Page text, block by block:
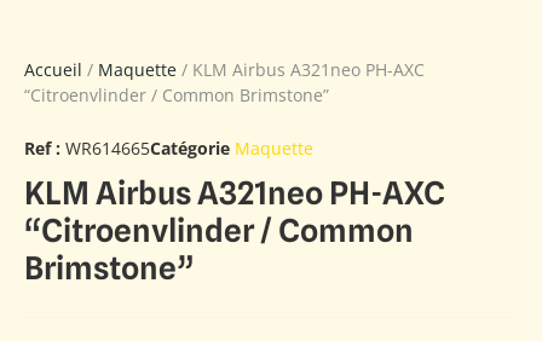
Accueil / Maquette / KLM Airbus A321neo PH-AXC
“Citroenvlinder / Common Brimstone”
Ref : WR614665Catégorie Maquette
KLM Airbus A321neo PH-AXC
“Citroenvlinder / Common
Brimstone”